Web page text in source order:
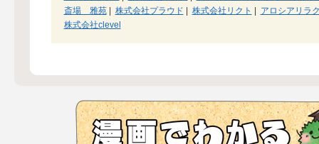
斎場 雅苑| 株式会社プラウド 株式会社リクト
アロシアリラ
株式会社clevel